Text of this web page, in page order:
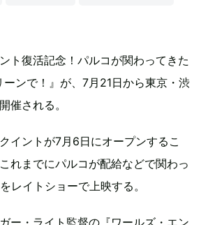
ト復活記念！パルコが関わってきた
ーンで！』が、7月21日から東京・渋
催される。
イントが7月6日にオープンするこ
れまでにパルコが配給などで関わっ
レイトショーで上映する。
ー・ライト監督の『ワールズ・エン